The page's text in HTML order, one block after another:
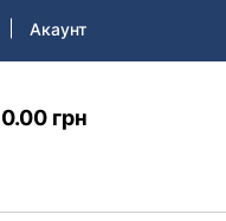
Акаунт
0.00 грн